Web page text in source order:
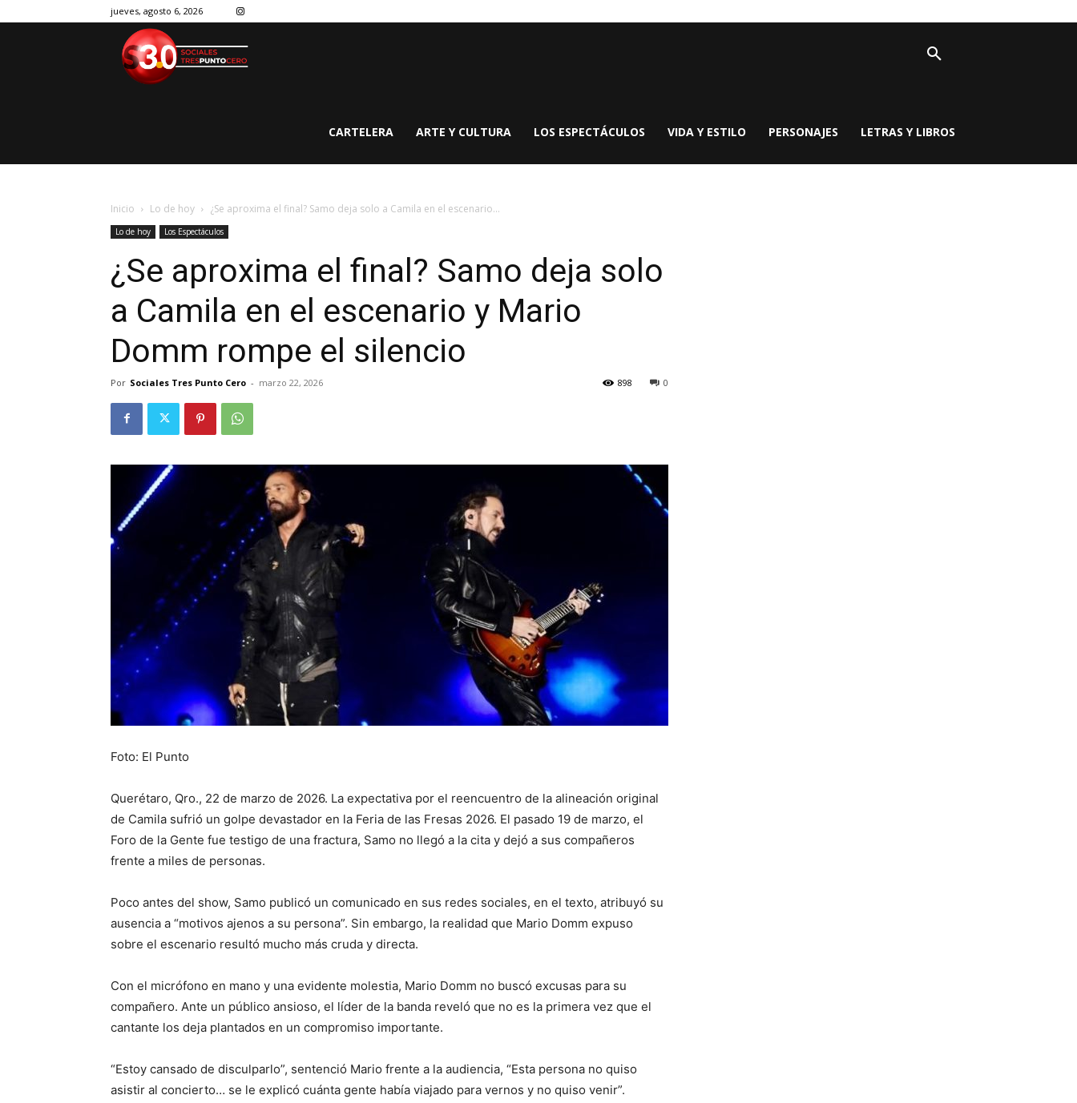
jueves, agosto 6, 2026
CARTELERA ARTE Y CULTURA LOS ESPECTÁCULOS VIDA Y ESTILO PERSONAJES LETRAS Y LIBROS
Inicio Lo de hoy ¿Se aproxima el final? Samo deja solo a Camila en el escenario...
Lo de hoy Los Espectáculos
¿Se aproxima el final? Samo deja solo
a Camila en el escenario y Mario
Domm rompe el silencio
Por Sociales Tres Punto Cero - marzo 22, 2026 0
898
Foto: El Punto
Querétaro, Qro., 22 de marzo de 2026. La expectativa por el reencuentro de la alineación original
de Camila sufrió un golpe devastador en la Feria de las Fresas 2026. El pasado 19 de marzo, el
Foro de la Gente fue testigo de una fractura, Samo no llegó a la cita y dejó a sus compañeros
frente a miles de personas.
Poco antes del show, Samo publicó un comunicado en sus redes sociales, en el texto, atribuyó su
ausencia a “motivos ajenos a su persona”. Sin embargo, la realidad que Mario Domm expuso
sobre el escenario resultó mucho más cruda y directa.
Con el micrófono en mano y una evidente molestia, Mario Domm no buscó excusas para su
compañero. Ante un público ansioso, el líder de la banda reveló que no es la primera vez que el
cantante los deja plantados en un compromiso importante.
“Estoy cansado de disculparlo”, sentenció Mario frente a la audiencia, “Esta persona no quiso
asistir al concierto… se le explicó cuánta gente había viajado para vernos y no quiso venir”.